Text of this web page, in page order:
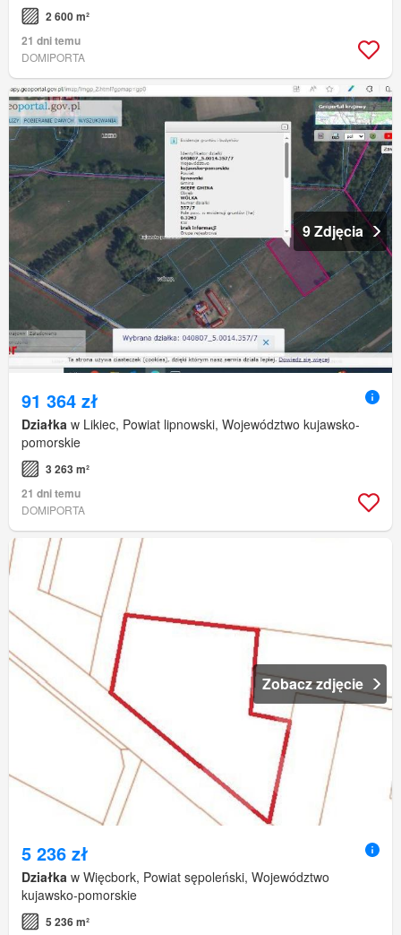
2 600 m²
21 dni temu
DOMIPORTA
9 Zdjęcia
91 364 zł
Działka w Likiec, Powiat lipnowski, Województwo kujawsko-
pomorskie
3 263 m²
21 dni temu
DOMIPORTA
Zobacz zdjęcie
5 236 zł
Działka w Więcbork, Powiat sępoleński, Województwo
kujawsko-pomorskie
5 236 m²